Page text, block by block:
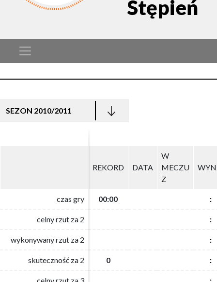
Stępień
SEZON 2010/2011
REKORD DATA
W
MECZU
Z
czas gry 00:00 :
celny rzut za 2 :
wykonywany rzut za 2 :
skuteczność za 2 0 :
REKORD DATA
W
MECZU
Z
czas gry 00:00 :
celny rzut za 2 :
wykonywany rzut za 2 :
skuteczność za 2 0 :